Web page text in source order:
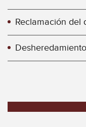
Reclamación del
Desheredamiento